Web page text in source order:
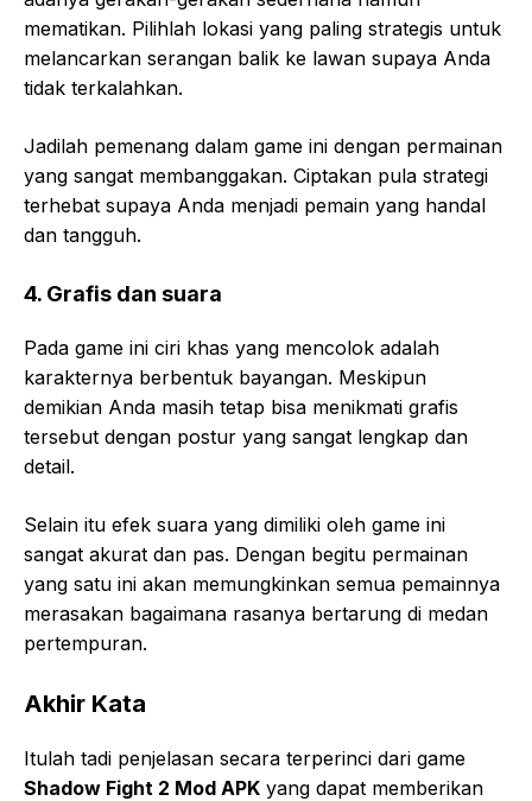
mematikan. Pilihlah lokasi yang paling strategis untuk
melancarkan serangan balik ke lawan supaya Anda
tidak terkalahkan.
Jadilah pemenang dalam game ini dengan permainan
yang sangat membanggakan. Ciptakan pula strategi
terhebat supaya Anda menjadi pemain yang handal
dan tangguh.
4. Grafis dan suara
Pada game ini ciri khas yang mencolok adalah
karakternya berbentuk bayangan. Meskipun
demikian Anda masih tetap bisa menikmati grafis
tersebut dengan postur yang sangat lengkap dan
detail.
Selain itu efek suara yang dimiliki oleh game ini
sangat akurat dan pas. Dengan begitu permainan
yang satu ini akan memungkinkan semua pemainnya
merasakan bagaimana rasanya bertarung di medan
pertempuran.
Akhir Kata
Itulah tadi penjelasan secara terperinci dari game
Shadow Fight 2 Mod APK yang dapat memberikan